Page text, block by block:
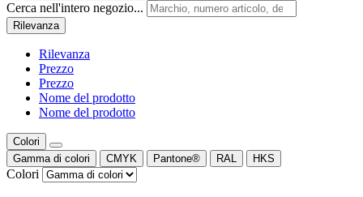
Cerca nell'intero negozio...
Rilevanza
Rilevanza
Prezzo
Prezzo
Nome del prodotto
Nome del prodotto
Colori
Gamma di colori
CMYK Pantone® RAL HKS
Colori